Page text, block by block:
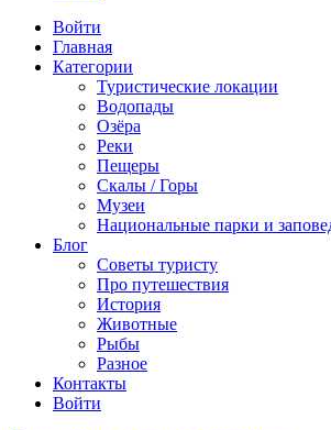
Войти
Главная
Категории
Туристические локации
Водопады
Озёра
Реки
Пещеры
Скалы / Горы
Музеи
Национальные парки и
Блог
Советы туристу
Про путешествия
История
Животные
Рыбы
Разное
Контакты
Войти